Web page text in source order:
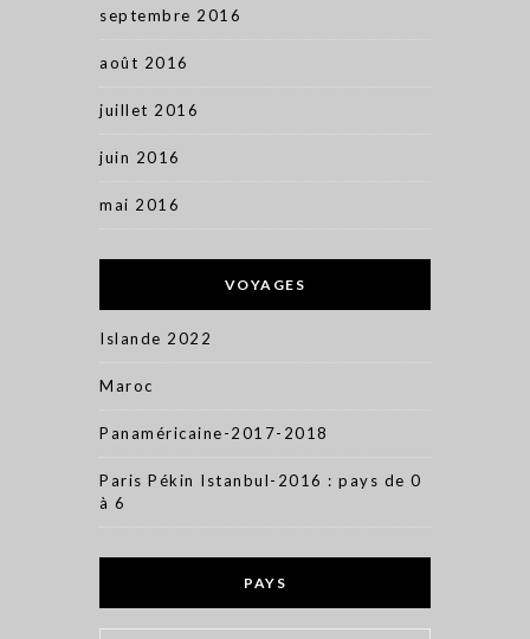
septembre 2016
août 2016
juillet 2016
juin 2016
mai 2016
VOYAGES
Islande 2022
Maroc
Panaméricaine-2017-2018
Paris Pékin Istanbul-2016 : pays de 0
à 6
PAYS